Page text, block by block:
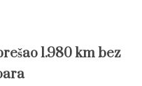
1.980 km bez